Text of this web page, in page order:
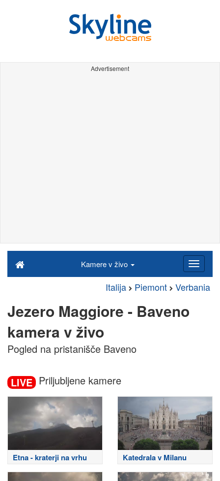
Advertisement
Kamere v živo
Italija Piemont Verbania
Jezero Maggiore - Baveno
kamera v živo
Pogled na pristanišče Baveno
LIVE Priljubljene kamere
Etna - kraterji na vrhu Katedrala v Milanu